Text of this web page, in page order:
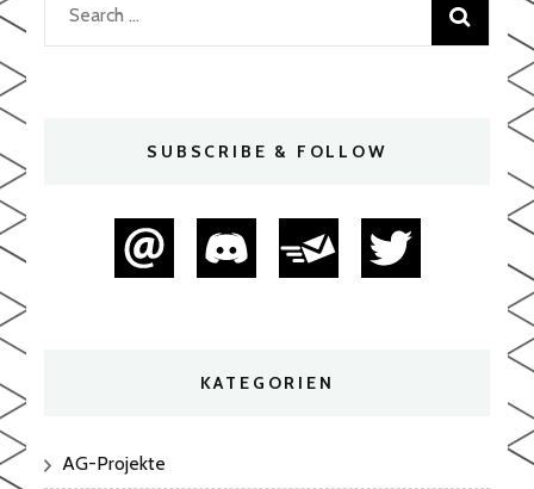
Search
for:
SUBSCRIBE & FOLLOW
KATEGORIEN
AG-Projekte